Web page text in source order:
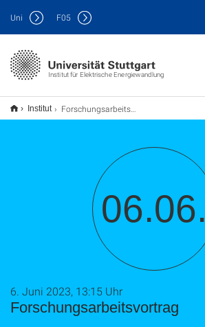
Institut für Elektrische Energiewandlung
Uni F05
Institut Forschungsarbeitsvortrag
06.06.
Forschungsarbeitsvortrag
6. Juni 2023, 13:15 Uhr